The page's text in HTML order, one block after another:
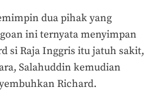
dua pihak yang
ini ternyata menyimpan
si Raja Inggris itu jatuh sakit,
Salahuddin kemudian
Richard.